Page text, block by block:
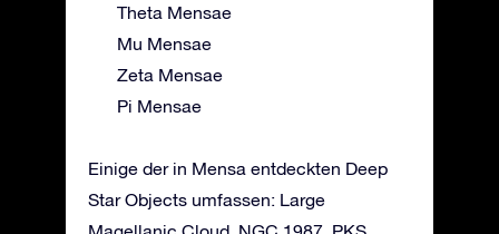
Theta Mensae
Mu Mensae
Zeta Mensae
Pi Mensae
Einige der in Mensa entdeckten Deep
Star Objects umfassen: Large